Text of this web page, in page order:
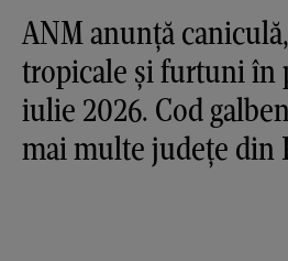
ANM anunță
tropicale și furtuni în
iulie 2026. Cod
mai multe județe din